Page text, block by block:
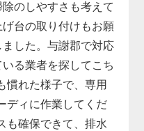
除のしやすさも考えて
げ台の取り付けもお願
ました。与謝郡で対応
いる業者を探してこち
慣れた様子で、専用
ディに作業してくだ
も確保できて、排水